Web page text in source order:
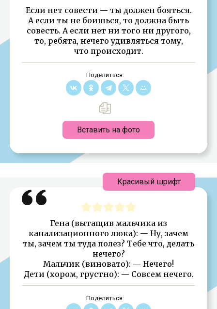
Если нет совести — ты должен бояться.
А если ты не боишься, то должна быть
совесть. А если нет ни того ни другого,
то, ребята, нечего удивляться тому,
что происходит.
Поделиться:
Вставить на фото
Гена (вытащив мальчика из
канализационного люка): — Ну, зачем
ты, зачем ты туда полез? Тебе что, делать
нечего?
Мальчик (виновато): — Нечего!
Дети (хором, грустно): — Совсем нечего.
Поделиться:
Красивый шрифт